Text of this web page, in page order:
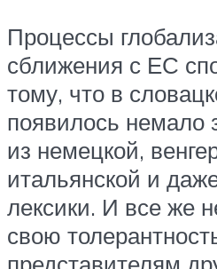
Процессы
сближения с ЕС
тому, что в
появилось немало
из немецкой,
итальянской и
лексики. И все же
свою
представителям